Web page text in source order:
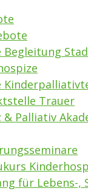
Begleitung
Trauer
& Palliativ
für Lebens-,